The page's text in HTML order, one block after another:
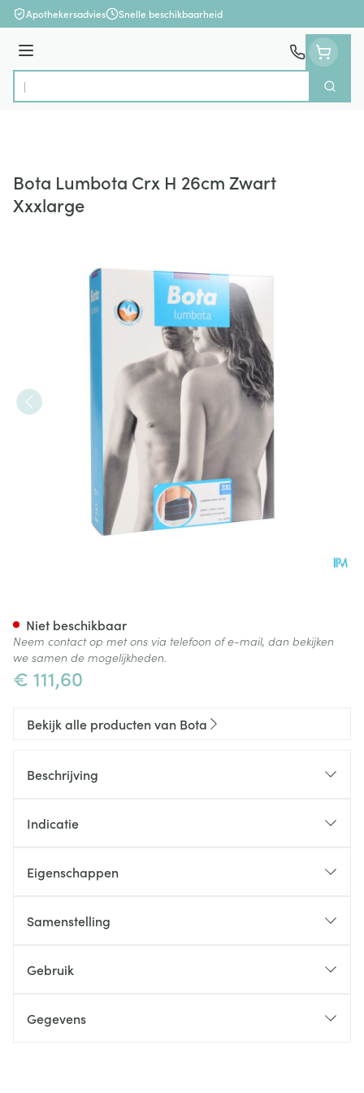
Ga naar de inhoud
Apothekersadvies Snelle beschikbaarheid
Menu
Product, merk, categorie...
Zoek
Bota Lumbota Crx H 26cm Zwart
Xxxlarge
€ 111,60
Niet beschikbaar
Neem contact op met ons via telefoon of e-mail, dan bekijken
we samen de mogelijkheden.
Bekijk alle producten van Bota
Beschrijving
Indicatie
Eigenschappen
Samenstelling
Gebruik
Gegevens